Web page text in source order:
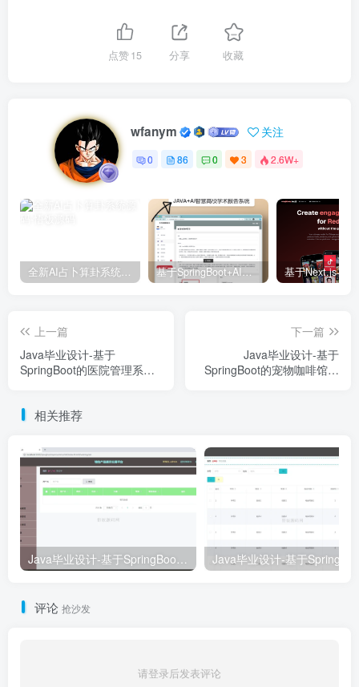
点赞15 分享 收藏
wfanym 关注
0 86 0 3 2.6W+
基于SpringBoot+AI智慧高校学术报告系统
上一篇
Java毕业设计-基于
SpringBoot的医院管理系统
下一篇
Java毕业设计-基于
SpringBoot的宠物咖啡馆平
相关推荐
Java毕业设计-基于SpringBoot的墙绘产品展示交易平台(毕业论文+答辩PPT+毕设源代码)
评论 抢沙发
请登录后发表评论